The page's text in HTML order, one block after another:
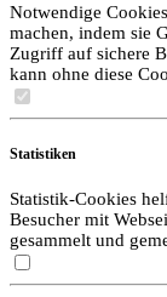
Notwendige
machen, indem sie
Zugriff auf sichere
kann ohne diese
Statistiken
Statistik-Cookies
Besucher mit
gesammelt und